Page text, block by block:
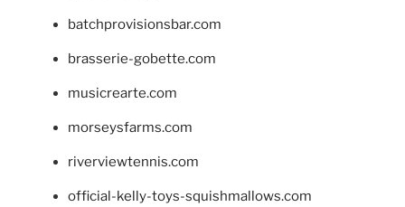
batchprovisionsbar.com
brasserie-gobette.com
musicrearte.com
morseysfarms.com
riverviewtennis.com
official-kelly-toys-squishmallows.com